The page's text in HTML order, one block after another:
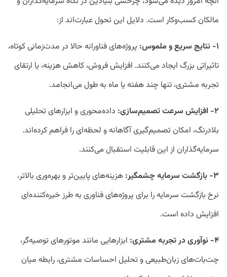
مالکان کسب‌وکار است. دلایل این تحول عبارت‌اند از:
۱- نتایج سریع و ملموس:
پروژه‌های فناورانه حالا در مدت‌زمانی کوتاه،
تاثیراتی بزرگ ایجاد می‌کنند. افزایش فروش، کاهش هزینه، یا ارتقای
تجربه مشتری، تنها چند هفته یا ماه به طول می‌انجامد.
۲- افزایش سرعت تصمیم‌سازی:
داده‌محوری و ابزارهای تحلیلی
بلادرنگ، امکان تصمیم‌گیری آگاهانه و لحظه‌ای را فراهم کرده‌اند.
سرمایه‌گذاران از این قابلیت استقبال می‌کنند.
۳- بازگشت سرمایه چشمگیر:
هزینه‌های پایین‌تر و بهره‌وری بالاتر،
نرخ بازگشت سرمایه را برای پروژه‌های فناوری به طرز خیره‌کننده‌ای
افزایش داده است.
۴- نوآوری در تجربه مشتری:
ابزارهایی مانند موتورهای توصیه‌گر،
چت‌بات‌های زبان‌طبیعی و تحلیل احساسات مشتری، رابطه میان